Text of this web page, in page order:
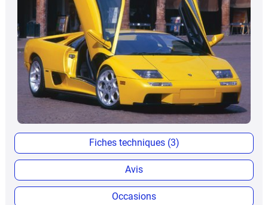
Fiches techniques (3)
Avis
Occasions